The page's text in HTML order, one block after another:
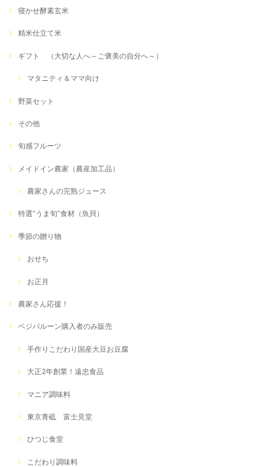
寝かせ酵素玄米
精米仕立て米
ギフト （大切な人へ～ご褒美の自分へ～）
マタニティ＆ママ向け
野菜セット
その他
旬感フルーツ
メイドイン農家（農産加工品）
農家さんの完熟ジュース
特選”うま旬”食材（魚貝）
季節の贈り物
おせち
お正月
農家さん応援！
ベジバルーン購入者のみ販売
手作りこだわり国産大豆お豆腐
大正2年創業！遠忠食品
マニア調味料
東京青砥 富士見堂
ひつじ食堂
こだわり調味料